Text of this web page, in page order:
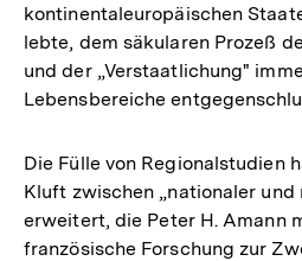
Fußnote
kontinentaleuropäischen
lebte, dem säkularen Prozeß
und der „Verstaatlichung"
Lebensbereiche
Die Fülle von Regionalstudien
Kluft zwischen „nationaler
erweitert, die Peter H. Amann
französische Forschung zur